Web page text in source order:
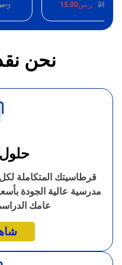
ر.س 15.00 ر.س
نحن
قرطاسيتك المتكاملة
مدرسية عالية الجودة
عامك